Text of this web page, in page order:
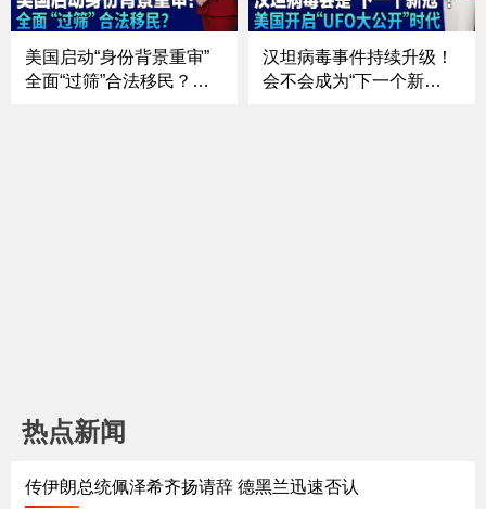
发钱《中文正点》26.5.28
点》5/28/2026
美国启动“身份背景重审”
全面“过筛”合法移民？；
汉坦病毒事件持续升级！
会不会成为“下一个新
热点新闻
传伊朗总统佩泽希齐扬请辞 德黑兰迅速否认